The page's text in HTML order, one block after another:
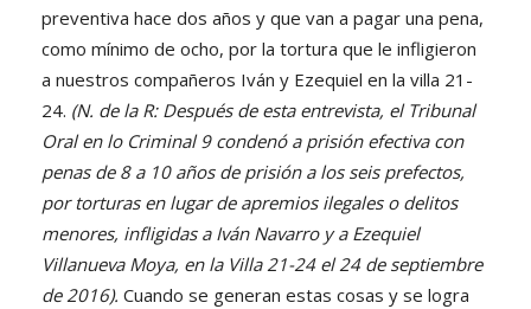
preventiva hace dos años y que van a pagar una pena,
como mínimo de ocho, por la tortura que le infligieron
a nuestros compañeros Iván y Ezequiel en la villa 21-
24. (N. de la R: Después de esta entrevista, el Tribunal
Oral en lo Criminal 9 condenó a prisión efectiva con
penas de 8 a 10 años de prisión a los seis prefectos,
por torturas en lugar de apremios ilegales o delitos
menores, infligidas a Iván Navarro y a Ezequiel
Villanueva Moya, en la Villa 21-24 el 24 de septiembre
de 2016). Cuando se generan estas cosas y se logra